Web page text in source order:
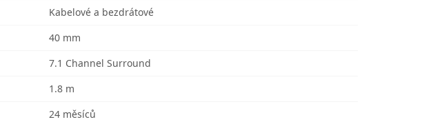
Kabelové a bezdrátové
40 mm
7.1 Channel Surround
1.8 m
24 měsíců